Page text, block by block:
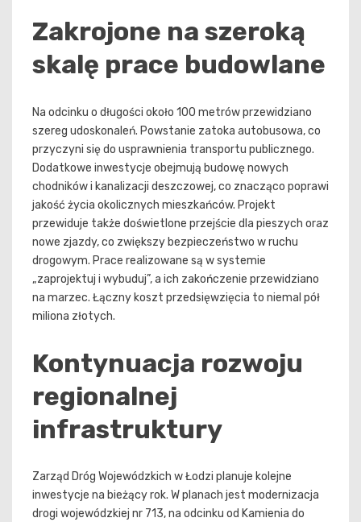
Zakrojone na szeroką
skalę prace budowlane
Na odcinku o długości około 100 metrów przewidziano
szereg udoskonaleń. Powstanie zatoka autobusowa, co
przyczyni się do usprawnienia transportu publicznego.
Dodatkowe inwestycje obejmują budowę nowych
chodników i kanalizacji deszczowej, co znacząco poprawi
jakość życia okolicznych mieszkańców. Projekt
przewiduje także doświetlone przejście dla pieszych oraz
nowe zjazdy, co zwiększy bezpieczeństwo w ruchu
drogowym. Prace realizowane są w systemie
„zaprojektuj i wybuduj”, a ich zakończenie przewidziano
na marzec. Łączny koszt przedsięwzięcia to niemal pół
miliona złotych.
Kontynuacja rozwoju
regionalnej
infrastruktury
Zarząd Dróg Wojewódzkich w Łodzi planuje kolejne
inwestycje na bieżący rok. W planach jest modernizacja
drogi wojewódzkiej nr 713, na odcinku od Kamienia do